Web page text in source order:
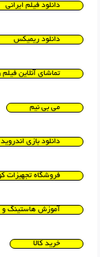
دانلود فیلم ایرانی
دانلود ریمیکس
تماشای آنلاین
می بی نیم
دانلود بازی اندروید
فروشگاه تجهیزات
آموزش هاستینگ و
خرید کالا